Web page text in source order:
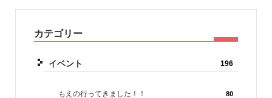
カテゴリー
イベント 196
もえの行ってきました！！ 80